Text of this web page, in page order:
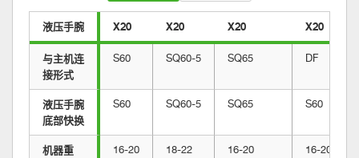
液压手腕 X20 X20 X20 X20
与主机连
接形式
S60 SQ60-5 SQ65 DF
液压手腕
底部快换
S60 SQ60-5 SQ65 S60
机器重
16-20 18-22 16-20 16-20